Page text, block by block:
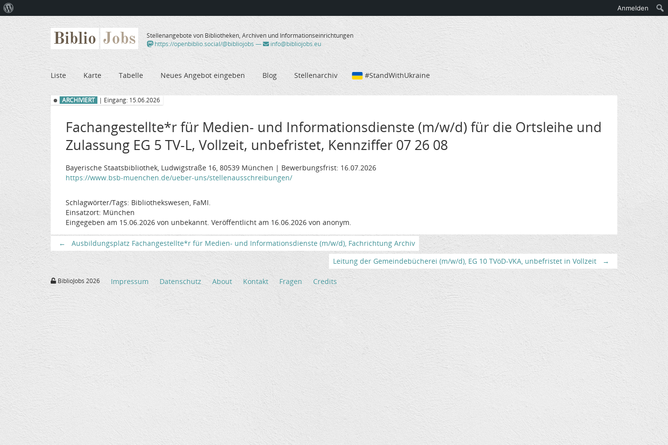
Biblio Jobs
Stellenangebote von Bibliotheken, Archiven und Informationseinrichtungen
https://openbiblio.social/@bibliojobs — info@bibliojobs.eu
Liste Karte Tabelle Neues Angebot eingeben Blog Stellenarchiv #StandWithUkraine
ARCHIVIERT | Eingang: 15.06.2026
Fachangestellte*r für Medien- und Informationsdienste (m/w/d) für die Ortsleihe und
Zulassung EG 5 TV-L, Vollzeit, unbefristet, Kennziffer 07 26 08
Bayerische Staatsbibliothek, Ludwigstraße 16, 80539 München | Bewerbungsfrist: 16.07.2026
https://www.bsb-muenchen.de/ueber-uns/stellenausschreibungen/
Schlagwörter/Tags: Bibliothekswesen, FaMI.
Einsatzort: München
Eingegeben am 15.06.2026 von unbekannt. Veröffentlicht am 16.06.2026 von anonym.
←
Ausbildungsplatz Fachangestellte*r für Medien- und Informationsdienste (m/w/d), Fachrichtung Archiv
Leitung der Gemeindebücherei (m/w/d), EG 10 TVöD-VKA, unbefristet in Vollzeit
→
BiblioJobs 2026 Impressum Datenschutz About Kontakt Fragen Credits
WordPress
Anmelden